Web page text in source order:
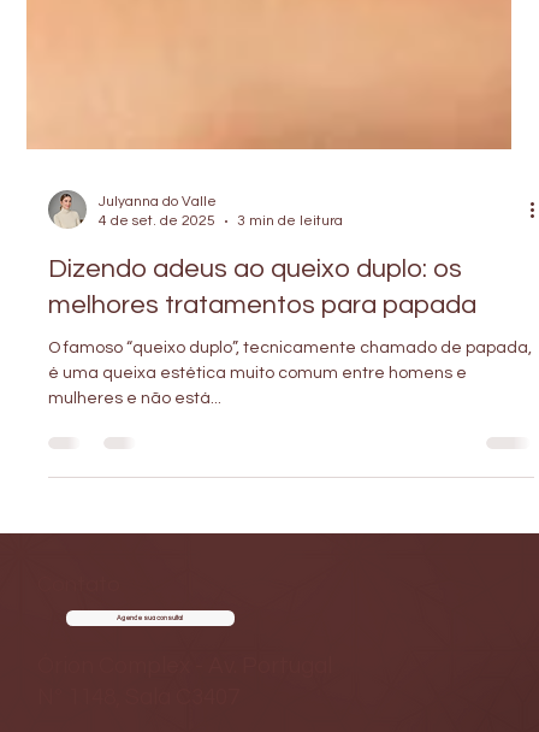
4 de set. de 2025
3 min de leitura
Dizendo adeus ao queixo duplo: os
melhores tratamentos para papada
O famoso “queixo duplo”, tecnicamente chamado de papada,
Contato